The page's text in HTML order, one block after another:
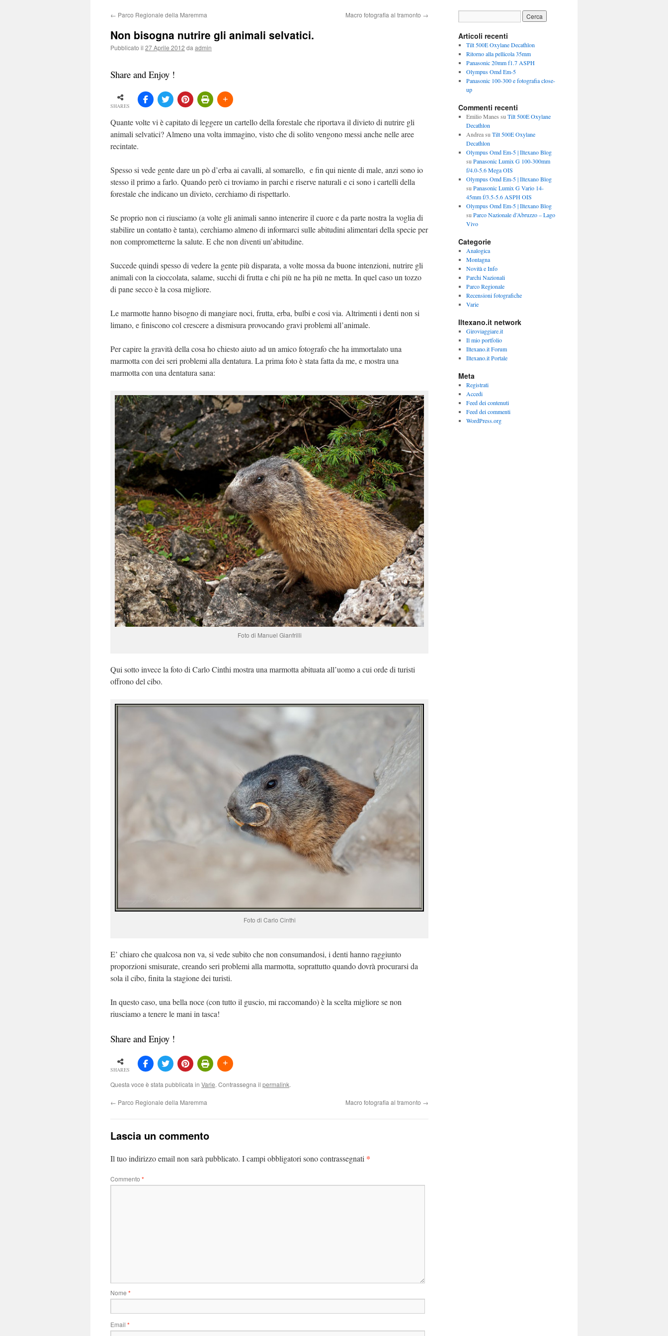
← Parco Regionale della Maremma Macro fotografia al tramonto →
Non bisogna nutrire gli animali selvatici.
Pubblicato il 27 Aprile 2012 da admin
Share and Enjoy !
SHARES
Quante volte vi è capitato di leggere un cartello della forestale che riportava il divieto di nutrire gli
animali selvatici? Almeno una volta immagino, visto che di solito vengono messi anche nelle aree
recintate.
Spesso si vede gente dare un pò d’erba ai cavalli, al somarello, e fin qui niente di male, anzi sono io
stesso il primo a farlo. Quando però ci troviamo in parchi e riserve naturali e ci sono i cartelli della
forestale che indicano un divieto, cerchiamo di rispettarlo.
Se proprio non ci riusciamo (a volte gli animali sanno intenerire il cuore e da parte nostra la voglia di
stabilire un contatto è tanta), cerchiamo almeno di informarci sulle abitudini alimentari della specie per
non comprometterne la salute. E che non diventi un’abitudine.
Succede quindi spesso di vedere la gente più disparata, a volte mossa da buone intenzioni, nutrire gli
animali con la cioccolata, salame, succhi di frutta e chi più ne ha più ne metta. In quel caso un tozzo
di pane secco è la cosa migliore.
Le marmotte hanno bisogno di mangiare noci, frutta, erba, bulbi e cosi via. Altrimenti i denti non si
limano, e finiscono col crescere a dismisura provocando gravi problemi all’animale.
Per capire la gravità della cosa ho chiesto aiuto ad un amico fotografo che ha immortalato una
marmotta con dei seri problemi alla dentatura. La prima foto è stata fatta da me, e mostra una
marmotta con una dentatura sana:
Foto di Manuel Gianfrilli
Qui sotto invece la foto di Carlo Cinthi mostra una marmotta abituata all’uomo a cui orde di turisti
offrono del cibo.
Foto di Carlo Cinthi
E’ chiaro che qualcosa non va, si vede subito che non consumandosi, i denti hanno raggiunto
proporzioni smisurate, creando seri problemi alla marmotta, soprattutto quando dovrà procurarsi da
sola il cibo, finita la stagione dei turisti.
In questo caso, una bella noce (con tutto il guscio, mi raccomando) è la scelta migliore se non
riusciamo a tenere le mani in tasca!
Share and Enjoy !
SHARES
Questa voce è stata pubblicata in Varie. Contrassegna il permalink.
← Parco Regionale della Maremma Macro fotografia al tramonto →
Lascia un commento
Il tuo indirizzo email non sarà pubblicato. I campi obbligatori sono contrassegnati *
Commento *
Nome *
Email *
Articoli recenti
Tilt 500E Oxylane Decathlon
Ritorno alla pellicola 35mm
Panasonic 20mm f1.7 ASPH
Olympus Omd Em-5
Panasonic 100-300 e fotografia close-
up
Commenti recenti
Emilio Manes su Tilt 500E Oxylane
Decathlon
Andreasu Tilt 500E Oxylane
Decathlon
Olympus Omd Em-5 | Iltexano Blog
su Panasonic Lumix G 100-300mm
f/4.0-5.6 Mega OIS
Olympus Omd Em-5 | Iltexano Blog
su Panasonic Lumix G Vario 14-
45mm f/3.5-5.6 ASPH OIS
Olympus Omd Em-5 | Iltexano Blog
su Parco Nazionale d’Abruzzo – Lago
Vivo
Categorie
Analogica
Montagna
Novità e Info
Parchi Nazionali
Parco Regionale
Recensioni fotografiche
Varie
Iltexano.it network
Giroviaggiare.it
Il mio portfolio
Iltexano.it Forum
Iltexano.it Portale
Meta
Registrati
Accedi
Feed dei contenuti
Feed dei commenti
WordPress.org